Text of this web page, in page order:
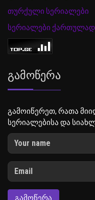
თურქული სერიალები
სერიალები ქართულად
Გამოწერა
გამოიწერეთ, რათა
სერიალებისა და
ᲒᲐᲛᲝᲬᲔᲠᲐ